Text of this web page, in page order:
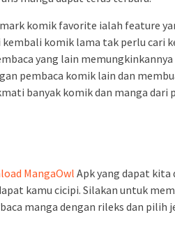
komik favorite ialah feature
kembali komik lama tak perlu cari
yang lain
pembaca komik lain dan
banyak komik dan manga dari
MangaOwl Apk yang dapat kita
kamu cicipi. Silakan untuk
manga dengan rileks dan pilih